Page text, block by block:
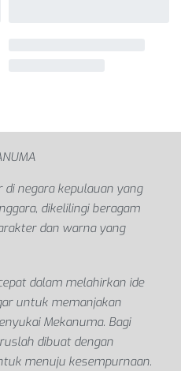
di negara kepulauan yang
dikelilingi beragam
dan warna yang
dalam melahirkan ide
untuk memanjakan
Mekanuma. Bagi
dibuat dengan
menuju kesempurnaan.